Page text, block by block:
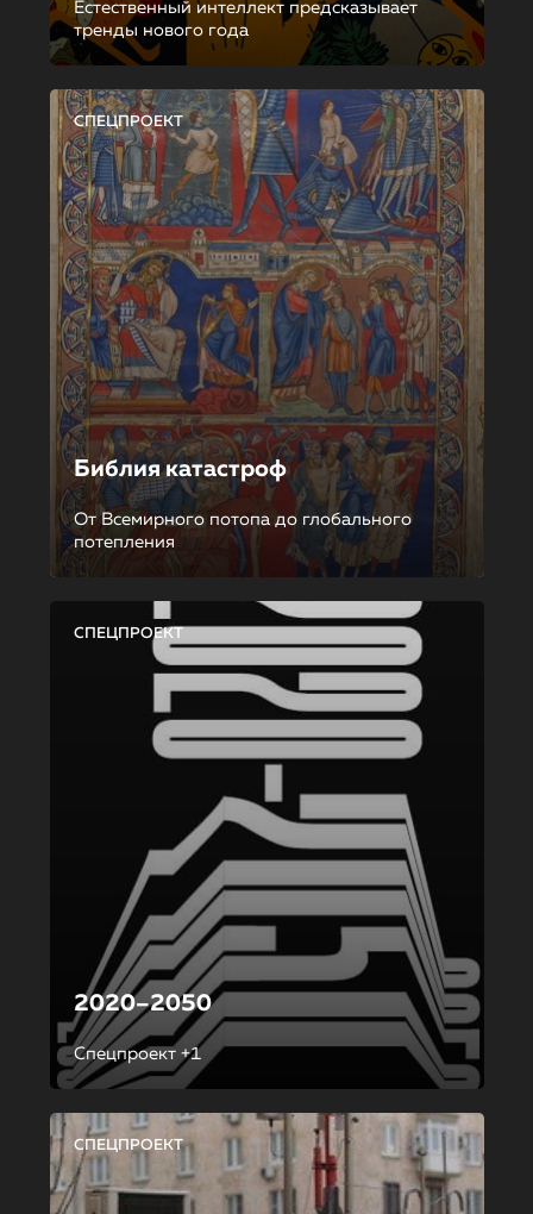
Естественный интеллект предсказывает
тренды нового года
СПЕЦПРОЕКТ
Библия катастроф
От Всемирного потопа до глобального
потепления
СПЕЦПРОЕКТ
2020–2050
Спецпроект +1
СПЕЦПРОЕКТ